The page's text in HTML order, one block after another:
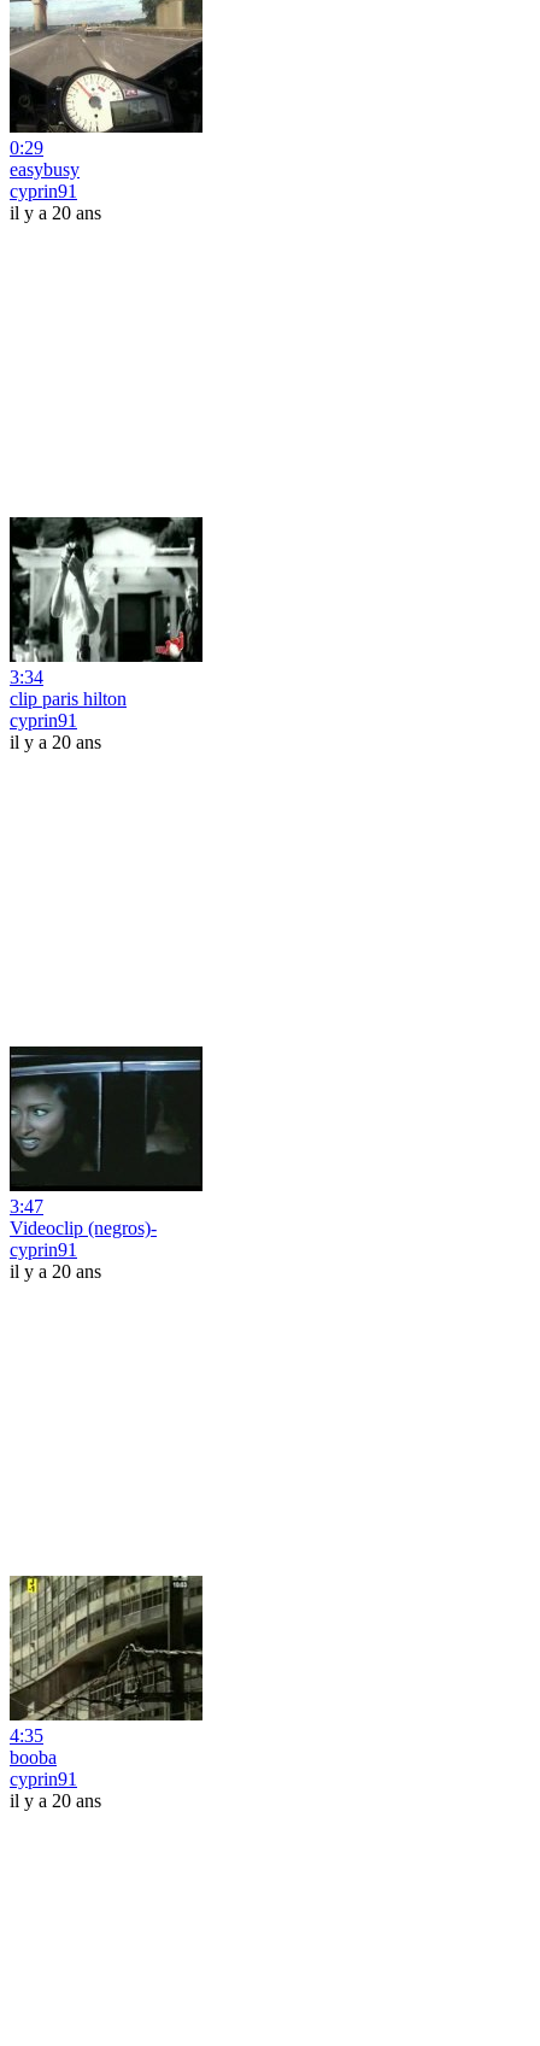
0:29
easybusy
cyprin91
il y a 20 ans
3:34
clip paris hilton
cyprin91
il y a 20 ans
3:47
Videoclip (negros)-
cyprin91
il y a 20 ans
4:35
booba
cyprin91
il y a 20 ans